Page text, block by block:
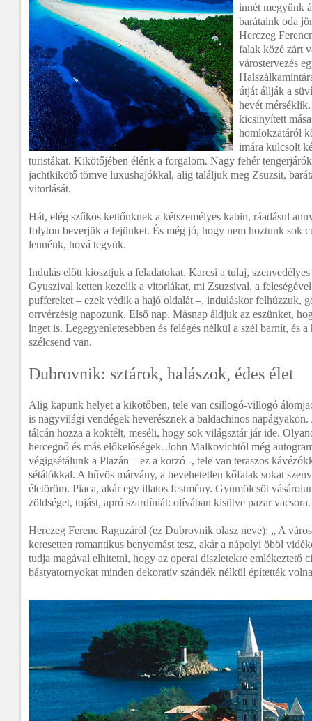
innét megyünk
barátaink oda
Herczeg
falak közé zárt
várostervezés
útját állják a
hevét
kicsinyített
homlokzatáról
imára kulcsolt
turistákat. Kikötőjében élénk a forgalom. Nagy fehér
jachtkikötő tömve luxushajókkal, alig találjuk meg Zsuzsit,
vitorlását.
Hát, elég szűkös kettőnknek a kétszemélyes kabin, ráadásul
folyton beverjük a fejünket. És még jó, hogy nem hoztunk sok
lennénk, hová tegyük.
Indulás előtt kiosztjuk a feladatokat. Karcsi a tulaj,
Gyuszival ketten kezelik a vitorlákat, mi Zsuzsival, a
puffereket – ezek védik a hajó oldalát –, induláskor felhúzzuk,
orrvérzésig napozunk. Első nap. Másnap áldjuk az eszünket,
inget is. Legegyenletesebben és felégés nélkül a szél barnít, és
szélcsend van.
Dubrovnik: sztárok, halászok, édes élet
Alig kapunk helyet a kikötőben, tele van csillogó-villogó
is nagyvilági vendégek heverésznek a baldachinos
tálcán hozza a koktélt, meséli, hogy sok világsztár jár ide.
hercegnő és más előkelőségek. John Malkovichtól még
végigsétálunk a Plazán – ez a korzó -, tele van teraszos
sétálókkal. A hűvös márvány, a bevehetetlen kőfalak sokat
életöröm. Piaca, akár egy illatos festmény. Gyümölcsöt
zöldséget, tojást, apró szardíniát: olívában kisütve pazar vacsora.
Herczeg Ferenc Raguzáról (ez Dubrovnik olasz neve): „ A
keresetten romantikus benyomást tesz, akár a nápolyi öböl
tudja magával elhitetni, hogy az operai díszletekre emlékeztető
bástyatornyokat minden dekoratív szándék nélkül építették